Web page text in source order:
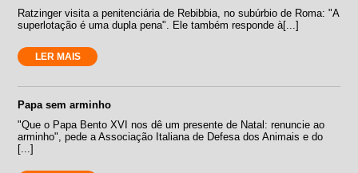
Ratzinger visita a penitenciária de Rebibbia, no subúrbio de Roma: "A
superlotação é uma dupla pena". Ele também responde à[...]
LER MAIS
Papa sem arminho
"Que o Papa Bento XVI nos dê um presente de Natal: renuncie ao
arminho", pede a Associação Italiana de Defesa dos Animais e do
[...]